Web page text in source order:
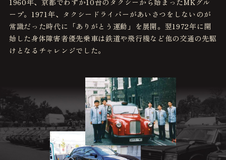
ープ。1971年、タクシードライバーがあいさつをしないのが
常識だった時代に「ありがとう運動」を展開。翌1972年に開
始した身体障害者優先乗車は鉄道や飛行機など他の交通の先駆
けとなるチャレンジでした。